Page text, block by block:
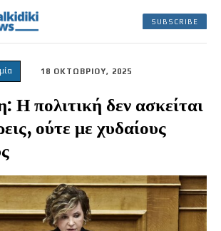
SUBSCRIBE
18 ΟΚΤΩΒΡΙΟΥ, 2025
Η πολιτική δεν ασκείται
ούτε με χυδαίους